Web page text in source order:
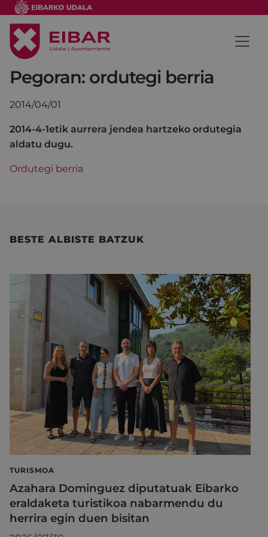
Pegoran: ordutegi berria
2014/04/01
2014-4-1etik aurrera jendea hartzeko ordutegia
aldatu dugu.
Ordutegi berria
BESTE ALBISTE BATZUK
TURISMOA
Azahara Dominguez diputatuak Eibarko
eraldaketa turistikoa nabarmendu du
herrira egin duen bisitan